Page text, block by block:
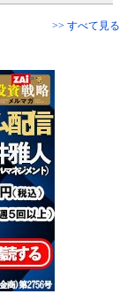
>> すべて見る